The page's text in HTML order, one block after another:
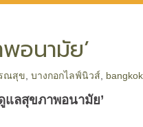
อนามัย’
ณสุข ,บางกอกไลฟ์นิวส์
แลสุขภาพอนามัย’